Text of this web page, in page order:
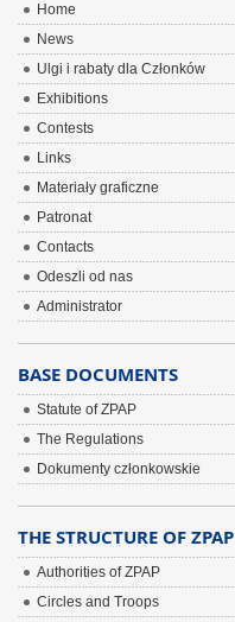
Home
News
Ulgi i rabaty dla Członków
Exhibitions
Contests
Links
Materiały graficzne
Patronat
Contacts
Odeszli od nas
Administrator
BASE DOCUMENTS
Statute of ZPAP
The Regulations
Dokumenty członkowskie
THE STRUCTURE OF ZPAP
Authorities of ZPAP
Circles and Troops